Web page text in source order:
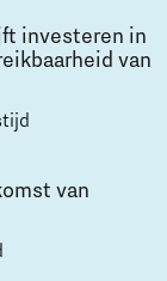
investeren in
van
van